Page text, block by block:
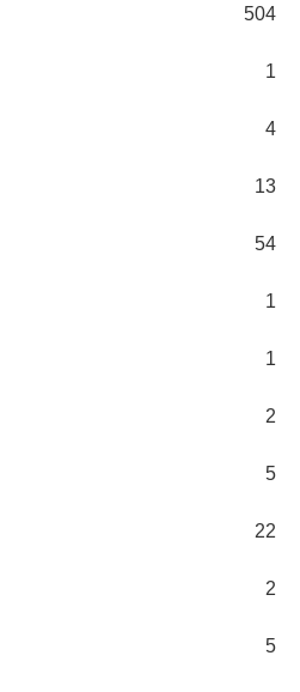
504
1
4
13
54
1
1
2
5
22
2
5